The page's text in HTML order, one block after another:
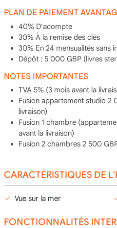
PLAN DE PAIEMENT
40% D'acompte
30% À la remise des clés
30% En 24 mensualités sans
Dépôt : 5 000 GBP (livres
NOTES IMPORTANTES
TVA 5% (3 mois avant la
Fusion appartement studio 2
livraison)
Fusion 1 chambre
avant la livraison)
Fusion 2 chambres 2 500
CARACTÉRISTIQUES DE
Vue sur la mer
FONCTIONNALITÉS